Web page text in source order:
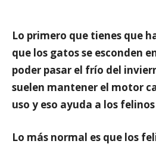
Lo primero que tienes que
que los gatos se esconden
poder pasar el frío del
suelen mantener el motor
uso y eso ayuda a los
Lo más normal es que los